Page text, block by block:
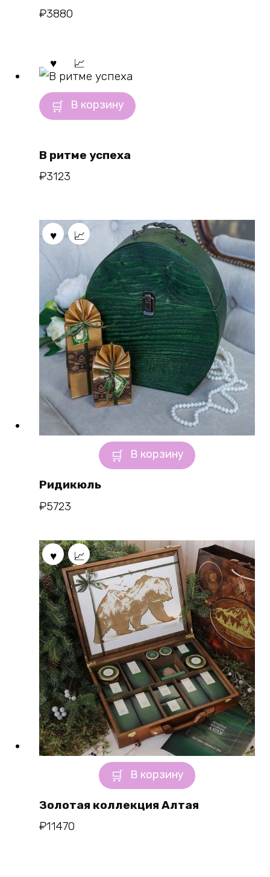
₽3880
В корзину
В ритме успеха
₽3123
В корзину
Ридикюль
₽5723
В корзину
Золотая коллекция Алтая
₽11470